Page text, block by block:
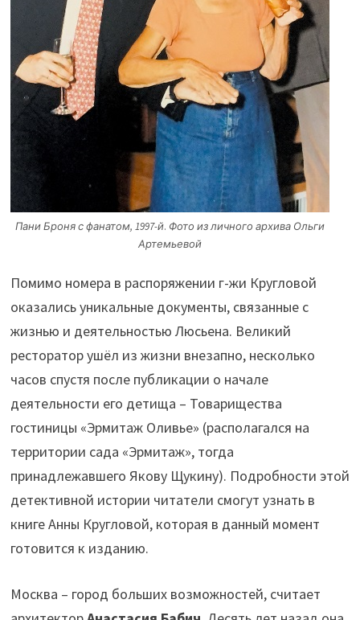
Пани Броня с фанатом, 1997-й. Фото из личного архива Ольги
Артемьевой
Помимо номера в распоряжении г-жи Кругловой
оказались уникальные документы, связанные с
жизнью и деятельностью Люсьена. Великий
ресторатор ушёл из жизни внезапно, несколько
часов спустя после публикации о начале
деятельности его детища – Товарищества
гостиницы «Эрмитаж Оливье» (располагался на
территории сада «Эрмитаж», тогда
принадлежавшего Якову Щукину). Подробности этой
детективной истории читатели смогут узнать в
книге Анны Кругловой, которая в данный момент
готовится к изданию.
Москва – город больших возможностей, считает